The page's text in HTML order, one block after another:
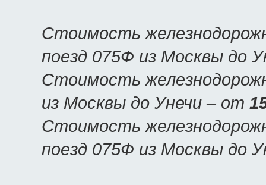
Стоимость
поезд 075Ф из Москвы до
Стоимость
из Москвы до Унечи – от
Стоимость
поезд 075Ф из Москвы до